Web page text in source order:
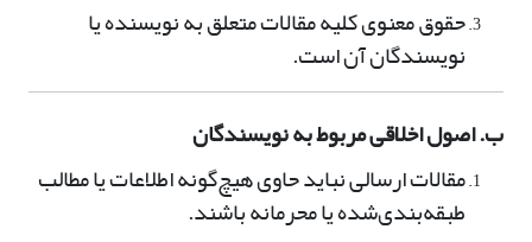
حقوق معنوی کلیه مقالات متعلق به نویسنده یا
نویسندگان آن است.
ب. اصول اخلاقی مربوط به نویسندگان
مقالات ارسالی نباید حاوی هیچ‌گونه اطلاعات یا مطالب
طبقه‌بندی‌شده یا محرمانه باشند.